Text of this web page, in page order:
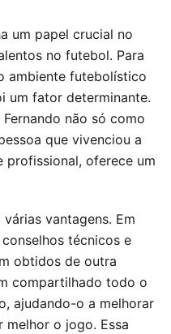
um papel crucial no
no futebol. Para
ambiente futebolístico
um fator determinante.
não só como
que vivenciou a
profissional, oferece um
vantagens. Em
técnicos e
obtidos de outra
compartilhado todo o
ajudando-o a melhorar
melhor o jogo. Essa